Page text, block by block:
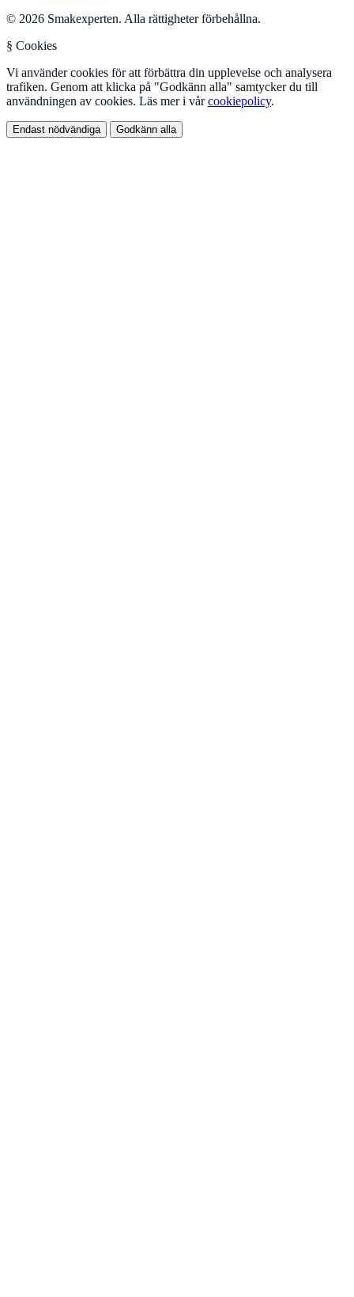
© 2026 Smakexperten. Alla rättigheter förbehållna.
§ Cookies
Vi använder cookies för att förbättra din upplevelse och analysera
trafiken. Genom att klicka på "Godkänn alla" samtycker du till
användningen av cookies. Läs mer i vårcookiepolicy.
Endast nödvändiga Godkänn alla